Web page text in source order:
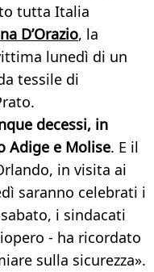
tutta Italia
D’Orazio, la
lunedì di un
tessile di
decessi, in
Adige e Molise. E il
in visita ai
saranno celebrati i
i sindacati
- ha ricordato
sulla sicurezza».